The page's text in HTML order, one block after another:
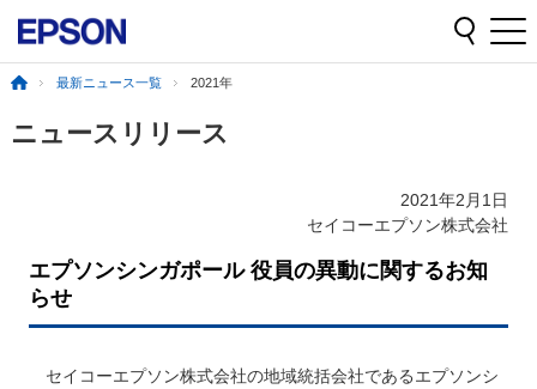
最新ニュース一覧 2021年
ニュースリリース
2021年2月1日
セイコーエプソン株式会社
エプソンシンガポール 役員の異動に関するお知
らせ
セイコーエプソン株式会社の地域統括会社であるエプソンシ